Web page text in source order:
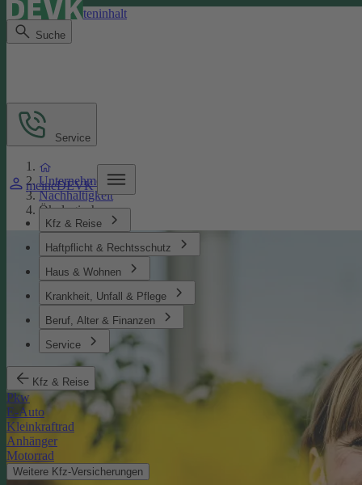
Direkt zum Seiteninhalt
Suche
meineDEVK
Kfz & Reise
Haftpflicht & Rechtsschutz
Haus & Wohnen
Krankheit, Unfall & Pflege
Beruf, Alter & Finanzen
Service
Kfz & Reise
Pkw
E-Auto
Kleinkraftrad
Anhänger
Motorrad
Weitere Kfz-Versicherungen
Service
Unternehmen
Nachhaltigkeit
Ökologisches